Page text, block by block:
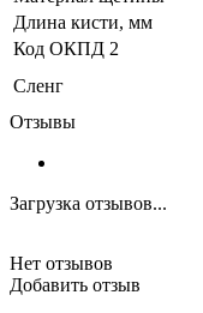
Длина кисти, мм
Код ОКПД 2
Сленг
Отзывы
Загрузка отзывов...
Нет отзывов
Добавить отзыв